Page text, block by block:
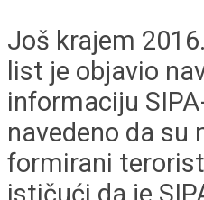
Još krajem
list je objavio
informaciju
navedeno da su
formirani
ističući da je